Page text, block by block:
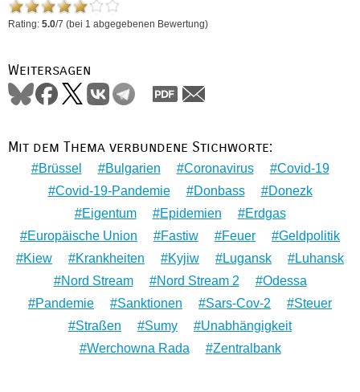
Rating: 5.0/7 (bei 1 abgegebenen Bewertung)
Weitersagen
Mit dem Thema verbundene Stichworte:
Brüssel Bulgarien Coronavirus
Covid-19
Covid-19-Pandemie
Donbass
Donezk
Eigentum
Epidemien
Erdgas
Europäische Union
Fastiw Feuer
Geldpolitik
Kiew
Krankheiten Kyjiw Lugansk
Luhansk
Nord Stream
Nord Stream 2
Odessa
Pandemie
Sanktionen Sars-Cov-2
Steuer
Straßen
Sumy
Unabhängigkeit
Werchowna Rada
Zentralbank